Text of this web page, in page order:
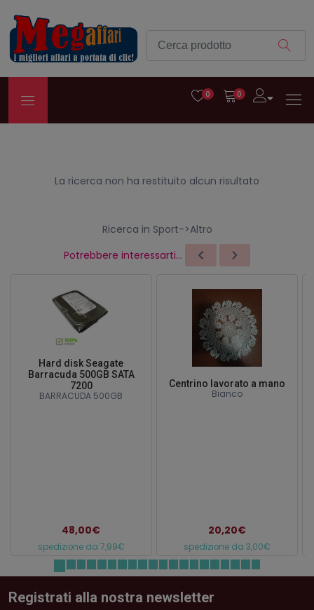
0 0
La ricerca non ha restituito alcun risultato
Ricerca in Sport->Altro
Potrebbere interessarti...
Hard disk Seagate
Barracuda 500GB SATA
7200
BARRACUDA 500GB
48,00€
spedizione da 7,99€
Centrino lavorato a mano
Bianco
20,20€
spedizione da 3,00€
Registrati alla nostra newsletter